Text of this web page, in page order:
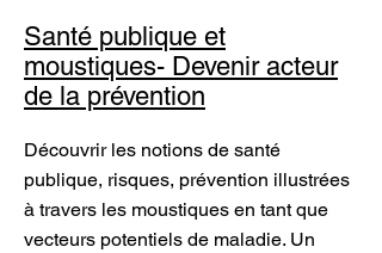
Santé publique et
moustiques- Devenir acteur
de la prévention
Découvrir les notions de santé
publique, risques, prévention illustrées
à travers les moustiques en tant que
vecteurs potentiels de maladie. Un